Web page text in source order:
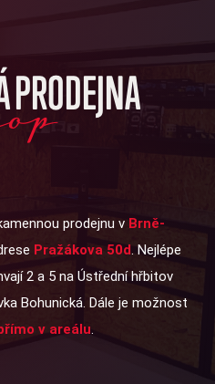
prodejnu v Brně-
Pražákova 50d. Nejlépe
2 a 5 na Ústřední hřbitov
Bohunická. Dále je možnost
v areálu.